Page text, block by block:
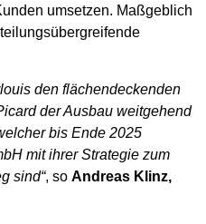
umsetzen. Maßgeblich
den flächendeckenden
der Ausbau weitgehend
bis Ende 2025
mit ihrer Strategie zum
sind“, so Andreas Klinz,